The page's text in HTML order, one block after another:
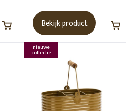
Bekijk product
nieuwe
collectie